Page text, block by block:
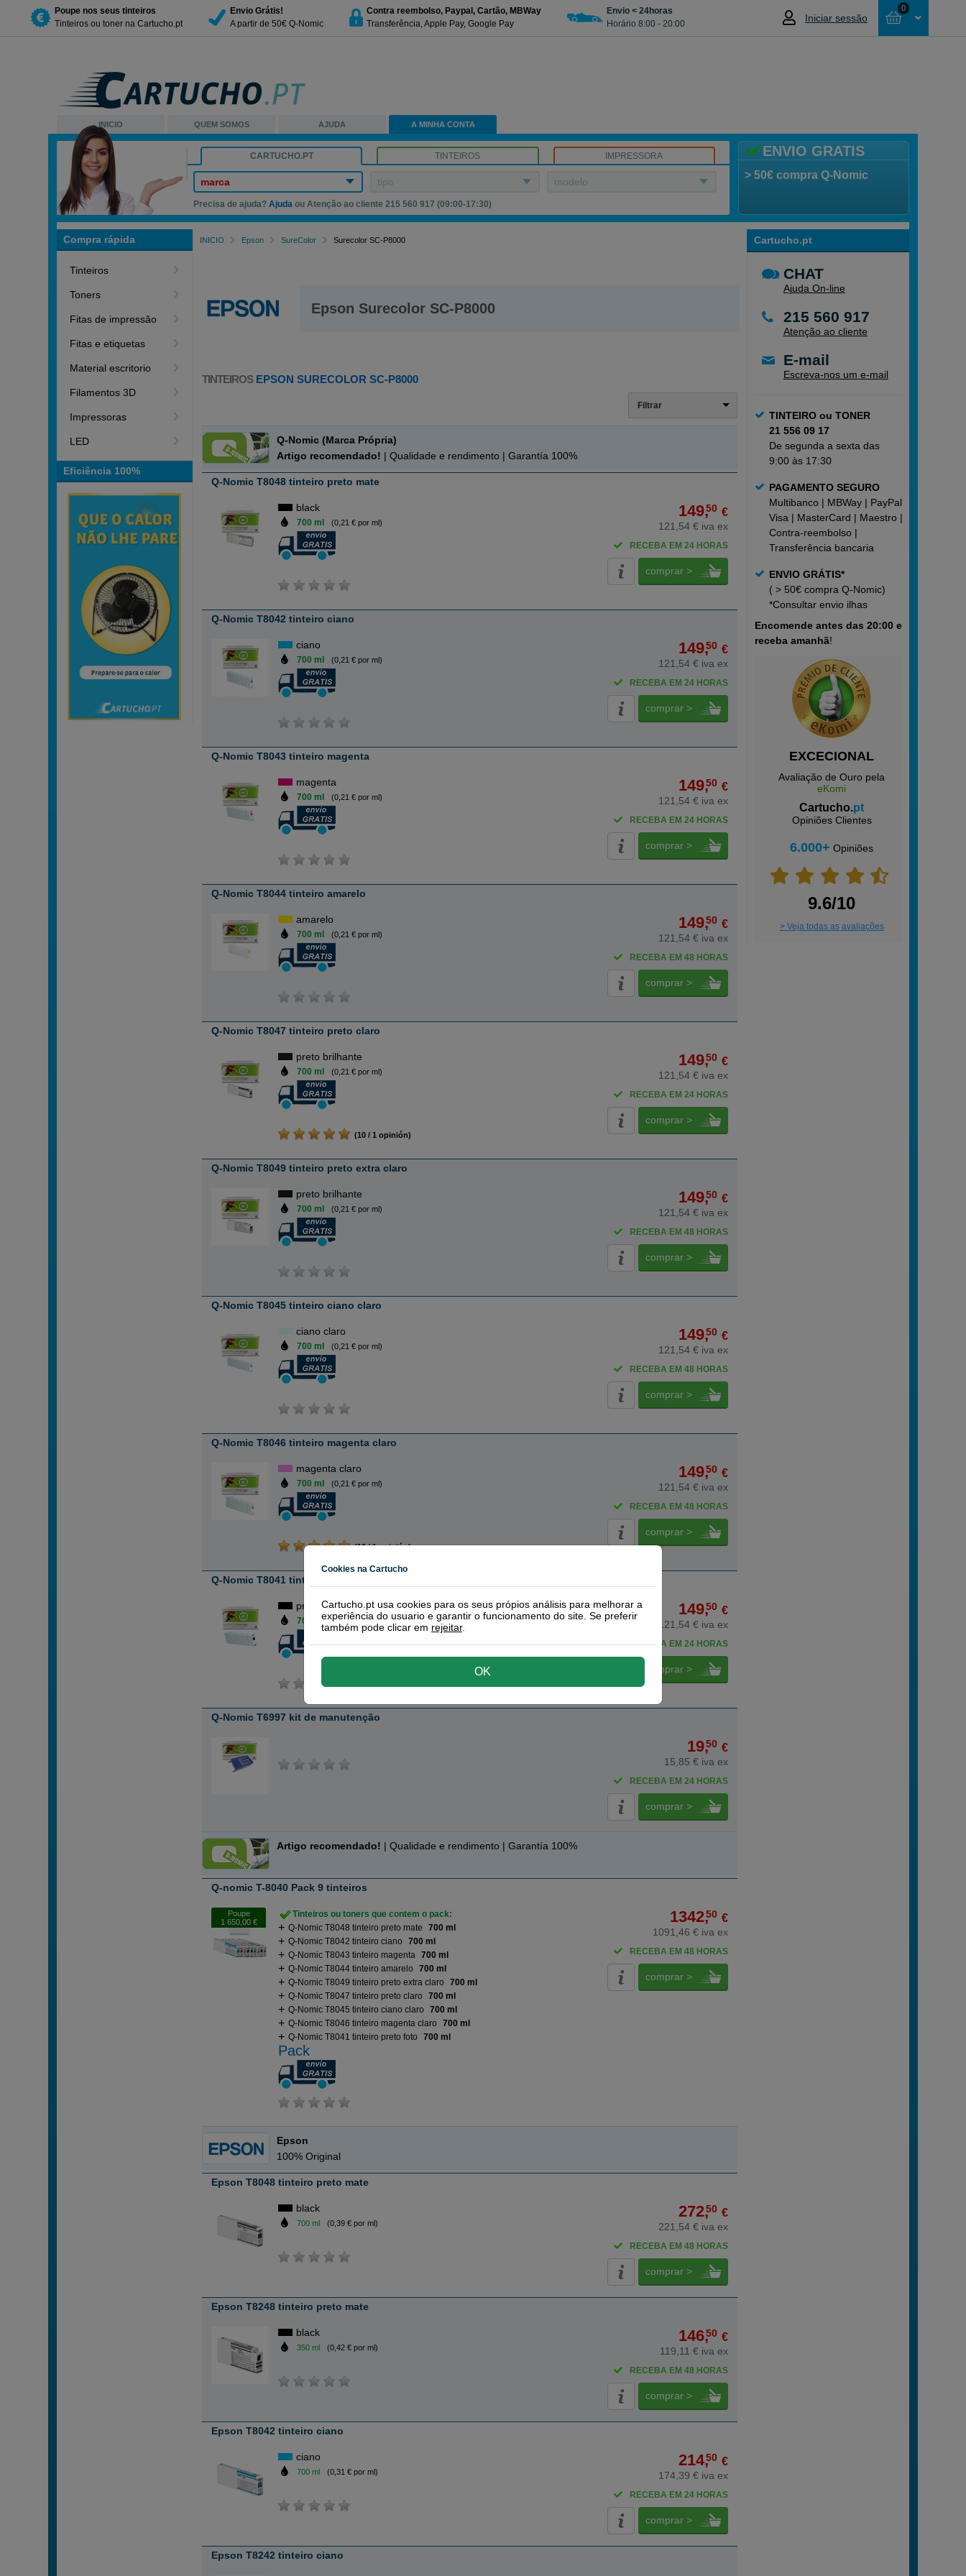
Poupe nos seus tinteiros
Tinteiros ou toner na Cartucho.pt
Envio Grátis!
A partir de 50€ Q-Nomic
Contra reembolso, Paypal, Cartão, MBWay
Transferência, Apple Pay, Google Pay
Envio < 24horas
Horário 8:00 - 20:00
Iniciar sessão
0
INICIO QUEM SOMOS AJUDA A MINHA CONTA
ENVIO GRATIS
> 50€ compra Q-Nomic
CARTUCHO.PT TINTEIROS IMPRESSORA
marca tipo modelo
Precisa de ajuda?Ajuda ou Atenção ao cliente 215 560 917 (09:00-17:30)
Compra rápida
Tinteiros
Toners
Fitas de impressão
Fitas e etiquetas
Material escritorio
Filamentos 3D
Impressoras
LED
Eficiência 100%
Cartucho.pt
CHAT
Ajuda On-line
215 560 917
Atenção ao cliente
E-mail
Escreva-nos um e-mail
TINTEIRO ou TONER
21 556 09 17
De segunda a sexta das
9:00 às 17:30
PAGAMENTO SEGURO
Multibanco | MBWay | PayPal |
Visa | MasterCard | Maestro |
Contra-reembolso |
Transferência bancaria
ENVIO GRÁTIS*
( > 50€ compra Q-Nomic)
*Consultarenvio ilhas
Encomende antes das 20:00 e
receba amanhã!
EXCECIONAL
Avaliação de Ouro pela
eKomi
Cartucho.pt
Opiniões Clientes
6.000+ Opiniões
9.6/10
> Veja todas as avaliações
INICIO Epson SureColor Surecolor SC-P8000
Epson Surecolor SC-P8000
TINTEIROS EPSON SURECOLOR SC-P8000
Filtrar
Q-Nomic (Marca Própria)
Artigo recomendado! | Qualidade e rendimento | Garantía 100%
Q-Nomic T8048 tinteiro preto mate
black
700 ml (0,21 € por ml)
149,50 €
121,54 € iva ex
RECEBA EM 24 HORAS
comprar >
Q-Nomic T8042 tinteiro ciano
ciano
700 ml (0,21 € por ml)
149,50 €
121,54 € iva ex
RECEBA EM 24 HORAS
comprar >
Q-Nomic T8043 tinteiro magenta
magenta
700 ml (0,21 € por ml)
149,50 €
121,54 € iva ex
RECEBA EM 24 HORAS
comprar >
Q-Nomic T8044 tinteiro amarelo
amarelo
700 ml (0,21 € por ml)
149,50 €
121,54 € iva ex
RECEBA EM 48 HORAS
comprar >
Q-Nomic T8047 tinteiro preto claro
preto brilhante
700 ml (0,21 € por ml)
(10 / 1 opinión)
149,50 €
121,54 € iva ex
RECEBA EM 24 HORAS
comprar >
Q-Nomic T8049 tinteiro preto extra claro
preto brilhante
700 ml (0,21 € por ml)
149,50 €
121,54 € iva ex
RECEBA EM 48 HORAS
comprar >
Q-Nomic T8045 tinteiro ciano claro
ciano claro
700 ml (0,21 € por ml)
149,50 €
121,54 € iva ex
RECEBA EM 48 HORAS
comprar >
Q-Nomic T8046 tinteiro magenta claro
magenta claro
700 ml (0,21 € por ml)
(10 / 1 opinión)
149,50 €
121,54 € iva ex
RECEBA EM 48 HORAS
comprar >
Q-Nomic T8041 tinteiro preto foto
preto foto
700 ml (0,21 € por ml)
149,50 €
121,54 € iva ex
RECEBA EM 24 HORAS
comprar >
Q-Nomic T6997 kit de manutenção
19,50 €
15,85 € iva ex
RECEBA EM 24 HORAS
comprar >
Artigo recomendado! | Qualidade e rendimento | Garantía 100%
Q-nomic T-8040 Pack 9 tinteiros
Poupe
1 650,00 €
Tinteiros ou toners que contem o pack:
Q-Nomic T8048 tinteiro preto mate
700 ml
Q-Nomic T8042 tinteiro ciano
700 ml
Q-Nomic T8043 tinteiro magenta 700 ml
Q-Nomic T8044 tinteiro amarelo
700 ml
Q-Nomic T8049 tinteiro preto extra claro
700 ml
Q-Nomic T8047 tinteiro preto claro
700 ml
Q-Nomic T8045 tinteiro ciano claro
700 ml
Q-Nomic T8046 tinteiro magenta claro
700 ml
Q-Nomic T8041 tinteiro preto foto
700 ml
Pack
1342,50 €
1091,46 € iva ex
RECEBA EM 48 HORAS
comprar >
Epson
100% Original
Epson T8048 tinteiro preto mate
black
700 ml (0,39 € por ml)
272,50 €
221,54 € iva ex
RECEBA EM 48 HORAS
comprar >
Epson T8248 tinteiro preto mate
black
350 ml (0,42 € por ml)
146,50 €
119,11 € iva ex
RECEBA EM 48 HORAS
comprar >
Epson T8042 tinteiro ciano
ciano
700 ml (0,31 € por ml)
214,50 €
174,39 € iva ex
RECEBA EM 24 HORAS
comprar >
Epson T8242 tinteiro ciano
Cookies na Cartucho
Cartucho.pt usa cookies para os seus própios análisis para melhorar a
experiência do usuario e garantir o funcionamento do site. Se preferir
também pode clicar em rejeitar.
OK